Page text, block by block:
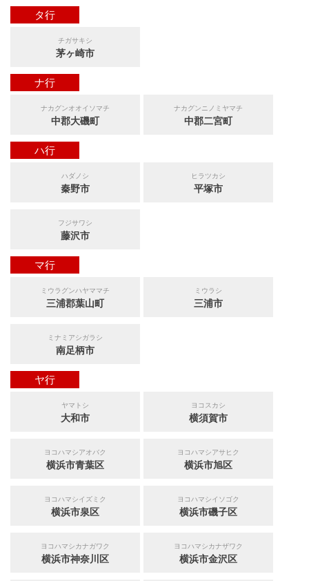
タ行
チガサキシ
茅ヶ崎市
ナ行
ナカグンオオイソマチ
中郡大磯町
ナカグンニノミヤマチ
中郡二宮町
ハ行
ハダノシ
秦野市
ヒラツカシ
平塚市
フジサワシ
藤沢市
マ行
ミウラグンハヤママチ
三浦郡葉山町
ミウラシ
三浦市
ミナミアシガラシ
南足柄市
ヤ行
ヤマトシ
大和市
ヨコスカシ
横須賀市
ヨコハマシアオバク
横浜市青葉区
ヨコハマシアサヒク
横浜市旭区
ヨコハマシイズミク
横浜市泉区
ヨコハマシイソゴク
横浜市磯子区
ヨコハマシカナガワク
横浜市神奈川区
ヨコハマシカナザワク
横浜市金沢区